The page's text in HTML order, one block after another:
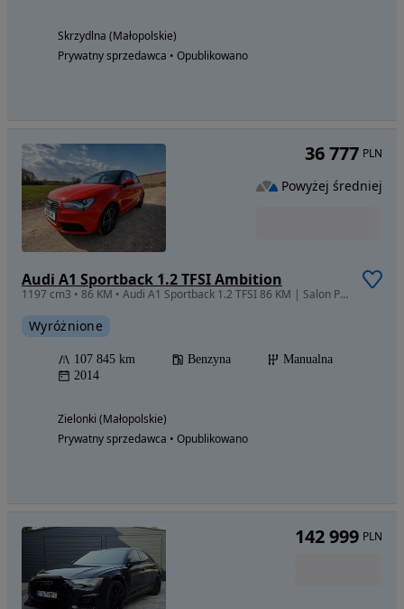
Skrzydlna (Małopolskie)
Prywatny sprzedawca • Opublikowano
Audi A1 Sportback 1.2 TFSI Ambition
1197 cm3 • 86 KM • Audi A1 Sportback 1.2 TFSI 86 KM | Salon PL | FV 23% | 107 845 km
Wyróżnione
107 845 km Benzyna
Manualna
2014
Zielonki (Małopolskie)
Prywatny sprzedawca • Opublikowano
36 777 PLN
Powyżej średniej
142 999 PLN